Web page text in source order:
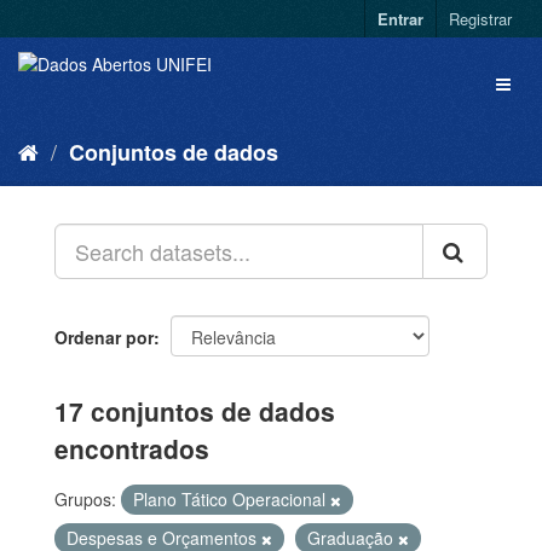
Entrar Registrar
Conjuntos de dados
Ordenar por
17 conjuntos de dados
encontrados
Grupos:
Plano Tático Operacional
Despesas e Orçamentos
Graduação